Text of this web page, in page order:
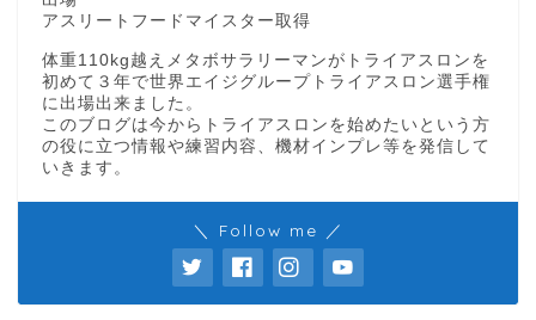
アスリートフードマイスター取得
体重110kg越えメタボサラリーマンがトライアスロンを
初めて３年で世界エイジグループトライアスロン選手権
に出場出来ました。
このブログは今からトライアスロンを始めたいという方
の役に立つ情報や練習内容、機材インプレ等を発信して
いきます。
＼ Follow me ／